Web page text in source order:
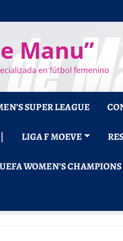
Manu”
en fútbol femenino
SUPER LEAGUE
LIGA F MOEVE
UEFA WOMEN’S